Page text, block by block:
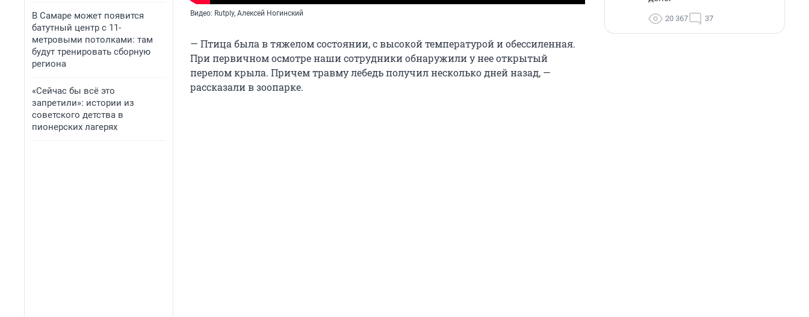
В Самаре может появится
батутный центр с 11-
метровыми потолками: там
будут тренировать сборную
региона
«Сейчас бы всё это
запретили»: истории из
советского детства в
пионерских лагерях
Видео: Rutply, Алексей Ногинский
— Птица была в тяжелом состоянии, с высокой температурой и обессиленная.
При первичном осмотре наши сотрудники обнаружили у нее открытый
перелом крыла. Причем травму лебедь получил несколько дней назад, —
рассказали в зоопарке.
20 367 37